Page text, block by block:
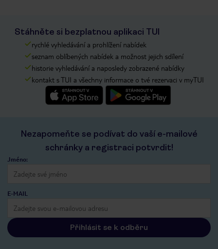
Stáhněte si bezplatnou aplikaci TUI
rychlé vyhledávání a prohlížení nabídek
seznam oblíbených nabídek a možnost jejich sdílení
historie vyhledávání a naposledy zobrazené nabídky
kontakt s TUI a všechny informace o tvé rezervaci v myTUI
Nezapomeňte se podívat do vaší e-mailové
schránky a registraci potvrdit!
Jméno:
E-MAIL
Přihlásit se k odběru